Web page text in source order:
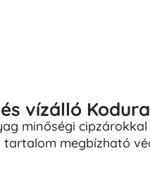
vízálló Kodura
minőségi
megbízható